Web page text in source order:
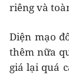
riêng và
Diện mạo
thêm nữa
giá lại quá